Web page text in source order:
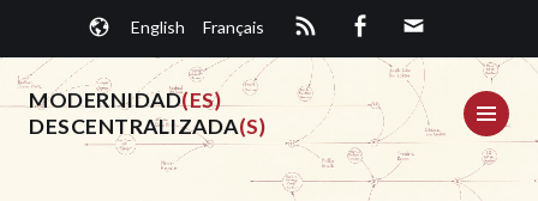
contenido.
English Français
MODERNIDAD(ES)
DESCENTRALIZADA(S)